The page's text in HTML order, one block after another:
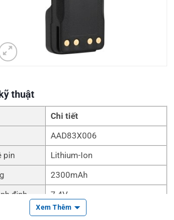
thuật
Chi tiết
AAD83X006
pin
Lithium-Ion
2300mAh
định
7.4V
Pin sạc Li-ion
Xem Thêm